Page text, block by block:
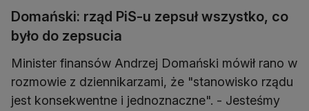
Domański: rząd PiS-u zepsuł wszystko, co
było do zepsucia
Minister finansów Andrzej Domański mówił rano w
rozmowie z dziennikarzami, że "stanowisko rządu
jest konsekwentne i jednoznaczne". - Jesteśmy